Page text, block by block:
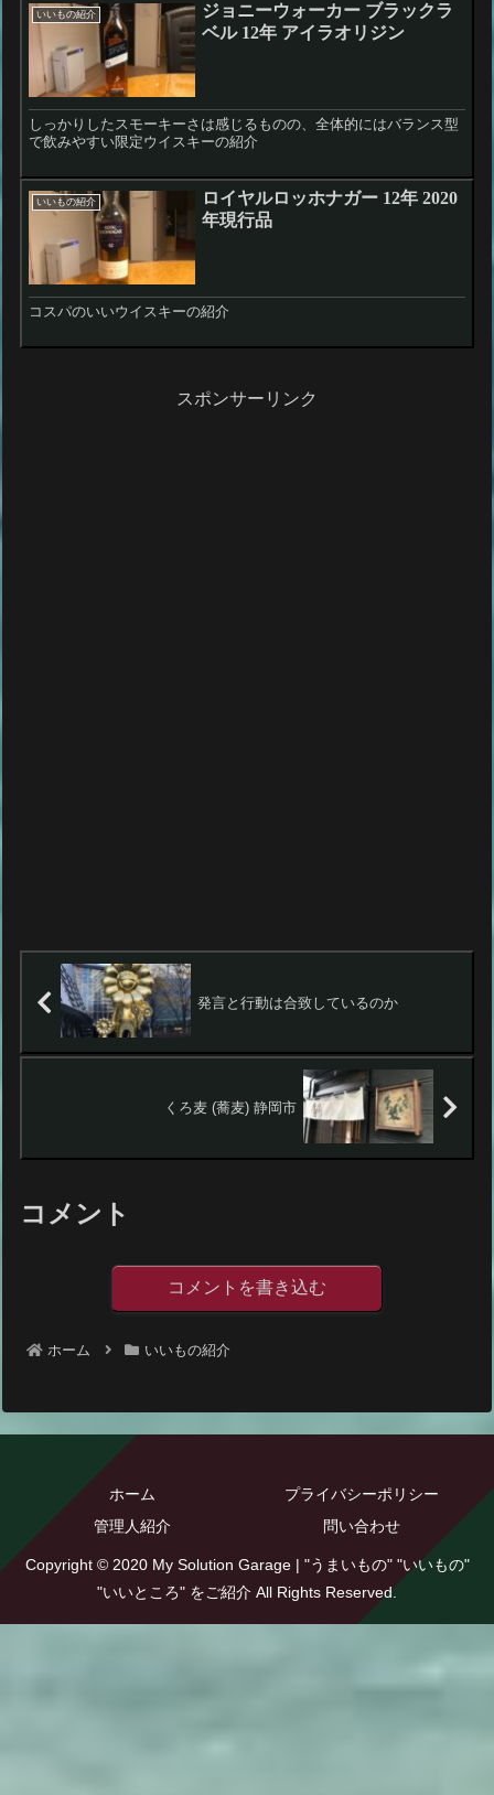
いいもの紹介
ジョニーウォーカー ブラックラ
ベル 12年 アイラオリジン
しっかりしたスモーキーさは感じるものの、全体的にはバランス型
で飲みやすい限定ウイスキーの紹介
いいもの紹介
ロイヤルロッホナガー 12年 2020
年現行品
コスパのいいウイスキーの紹介
スポンサーリンク
発言と行動は合致しているのか
くろ麦 (蕎麦) 静岡市
コメント
コメントを書き込む
ホーム いいもの紹介
ホーム
プライバシーポリシー
管理人紹介
問い合わせ
Copyright © 2020 My Solution Garage | "うまいもの" "いいもの"
"いいところ" をご紹介 All Rights Reserved.